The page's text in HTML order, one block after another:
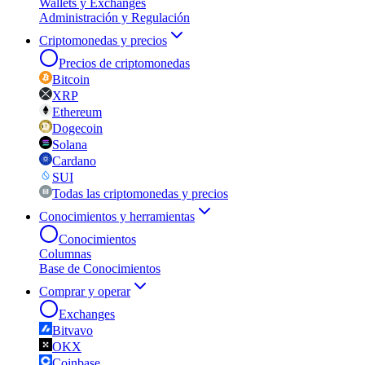
Wallets y Exchanges
Administración y Regulación
Criptomonedas y precios
Precios de criptomonedas
Bitcoin
XRP
Ethereum
Dogecoin
Solana
Cardano
SUI
Todas las criptomonedas y precios
Conocimientos y herramientas
Conocimientos
Columnas
Base de Conocimientos
Comprar y operar
Exchanges
Bitvavo
OKX